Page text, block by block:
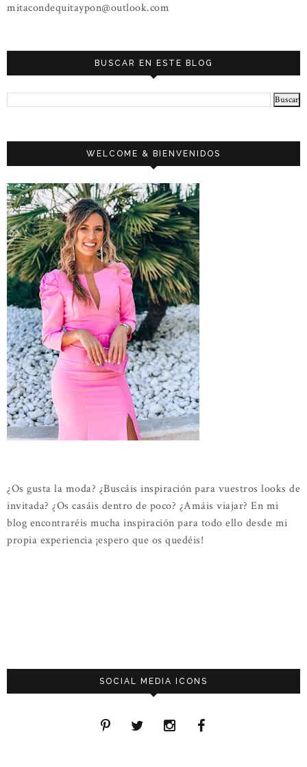
mitacondequitaypon@outlook.com
BUSCAR EN ESTE BLOG
WELCOME & BIENVENIDOS
¿Os gusta la moda? ¿Buscáis inspiración para vuestros looks de
invitada? ¿Os casáis dentro de poco? ¿Amáis viajar? En mi
blog encontraréis mucha inspiración para todo ello desde mi
propia experiencia ¡espero que os quedéis!
SOCIAL MEDIA ICONS